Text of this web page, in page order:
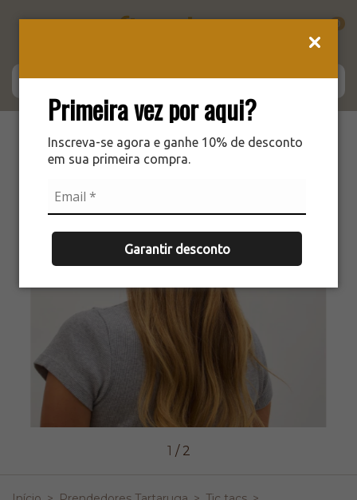
Primeira vez por aqui?
Inscreva-se agora e ganhe 10% de desconto
em sua primeira compra.
Garantir desconto
0
1 / 2